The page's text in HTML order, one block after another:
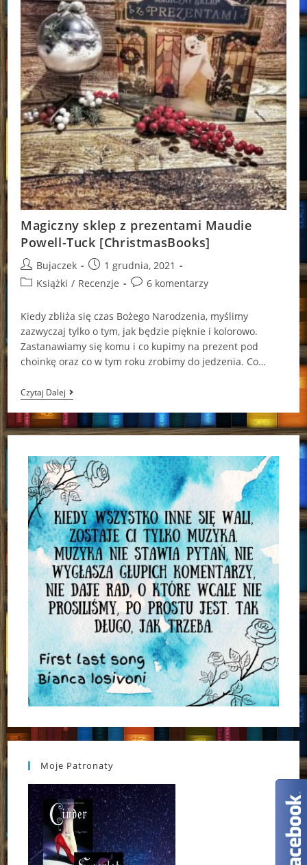
Magiczny sklep z prezentami Maudie
Powell-Tuck [ChristmasBooks]
Post
author:
Bujaczek
Post
published:
1 grudnia, 2021
PostKsiążki / Recenzje
Post6 komentarzy
Kiedy zbliża się czas Bożego Narodzenia, myślimy
zazwyczaj tylko o tym, jak będzie pięknie i kolorowo.
Zastanawiamy się komu i co kupimy na prezent pod
choinkę oraz co w tym roku zrobimy do jedzenia. Co…
Czytaj DalejMagiczny
Sklep
Z
Prezentami
Maudie
Tuck
[ChristmasBooks]
Moje Patronaty